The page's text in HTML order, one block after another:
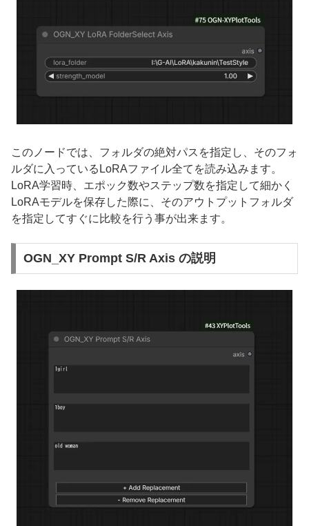
このノードでは、フォルダの絶対パスを指定し、そのフォ
ルダに入っているLoRAファイル全てを読み込みます。
LoRA学習時、エポック数やステップ数を指定して細かく
LoRAモデルを保存した際に、そのアウトプットフォルダ
を指定してすぐに比較を行う事が出来ます。
OGN_XY Prompt S/R Axis の説明